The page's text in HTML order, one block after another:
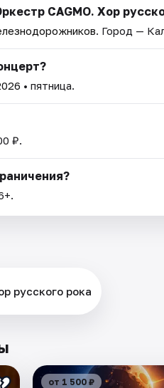
CAGMO. Хор
. Город —
• пятница.
₽.
русского рока
от 1 500 ₽